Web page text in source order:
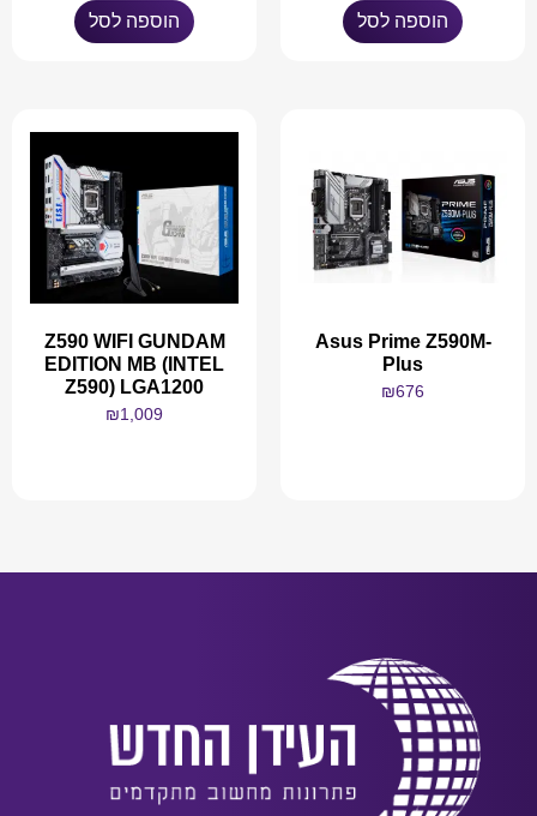
הוספה לסל הוספה לסל
Asus Prime Z590M-
Plus
₪676
Z590 WIFI GUNDAM
EDITION MB (INTEL
Z590) LGA1200
₪1,009